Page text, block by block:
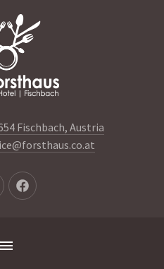
Fischbach, Austria
Neues